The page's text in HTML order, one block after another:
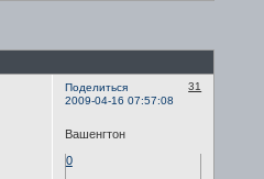
Поделиться
31
2009-04-16 07:57:08
Вашенгтон
0